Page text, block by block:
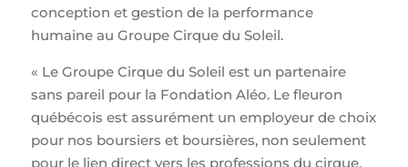
conception et gestion de la performance
humaine au Groupe Cirque du Soleil.
« Le Groupe Cirque du Soleil est un partenaire
sans pareil pour la Fondation Aléo. Le fleuron
québécois est assurément un employeur de choix
pour nos boursiers et boursières, non seulement
pour le lien direct vers les professions du cirque,